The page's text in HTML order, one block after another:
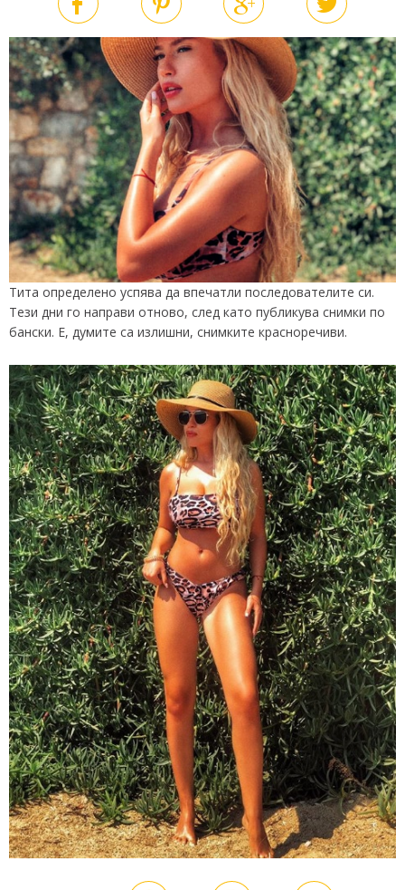
Тита определено успява да впечатли последователите си.
Тези дни го направи отново, след като публикува снимки по
бански. Е, думите са излишни, снимките красноречиви.